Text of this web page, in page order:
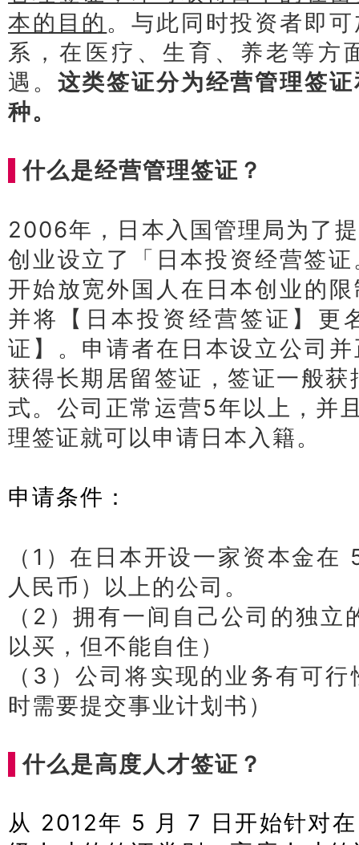
本的目的 。与此同时投资者即
系，在医疗、生育、养老等方
遇。 这类签证分为经营管理签
种。
什么是经营管理签证？
2006年，日本入国管理局为了
创业设立了「日本投资经营签证
开始放宽外国人在日本创业的
并将【日本投资经营签证】更
证】。 申请者在日本设立公司
获得长期居留签证，签证一般
式。 公司正常运营5年以上，并
理签证就可以申请日本入籍。
申请条件：
（1）在日本开设一家资本金
人民币）以上的公司。
（2）拥有一间自己公司的独
以买，但不能自住）
（3）公司将实现的业务有可
时需要提交事业计划书）
什么是高度人才签证？
从 2012年 5 月 7 日开始针对